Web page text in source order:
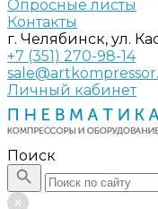
Опросные листы
Контакты
г. Челябинск, ул.
+7 (351) 270-98-14
Личный кабинет
Поиск